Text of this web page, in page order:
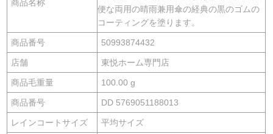
商品名称
便な両用の晴雨兼用傘の経典の黒のゴムの
コーティングを塗ります。
商品番号 50993874432
店舗 東悦ホーム専門店
商品毛重量 100.00 g
商品番号 DD 5769051188013
レインコートサイズ 平均サイズ